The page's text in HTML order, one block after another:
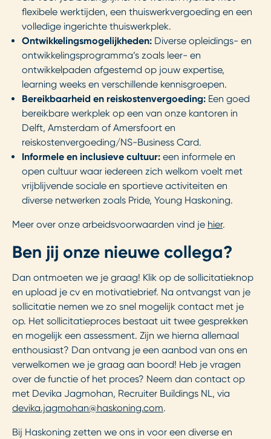
flexibele werktijden, een thuiswerkvergoeding en een
volledige ingerichte thuiswerkplek.
Ontwikkelingsmogelijkheden: Diverse opleidings- en
ontwikkelingsprogramma’s zoals leer- en
ontwikkelpaden afgestemd op jouw expertise,
learning weeks en verschillende kennisgroepen.
Bereikbaarheid en reiskostenvergoeding: Een goed
bereikbare werkplek op een van onze kantoren in
Delft, Amsterdam of Amersfoort en
reiskostenvergoeding/NS-Business Card.
Informele en inclusieve cultuur: een informele en
open cultuur waar iedereen zich welkom voelt met
vrijblijvende sociale en sportieve activiteiten en
diverse netwerken zoals Pride, Young Haskoning.
Meer over onze arbeidsvoorwaarden vind je hier.
Ben jij onze nieuwe collega?
Dan ontmoeten we je graag! Klik op de sollicitatieknop
en upload je cv en motivatiebrief. Na ontvangst van je
sollicitatie nemen we zo snel mogelijk contact met je
op. Het sollicitatieproces bestaat uit twee gesprekken
en mogelijk een assessment. Zijn we hierna allemaal
enthousiast? Dan ontvang je een aanbod van ons en
verwelkomen we je graag aan boord! Heb je vragen
over de functie of het proces? Neem dan contact op
met Devika Jagmohan, Recruiter Buildings NL, via
devika.jagmohan@haskoning.com.
Bij Haskoning zetten we ons in voor een diverse en